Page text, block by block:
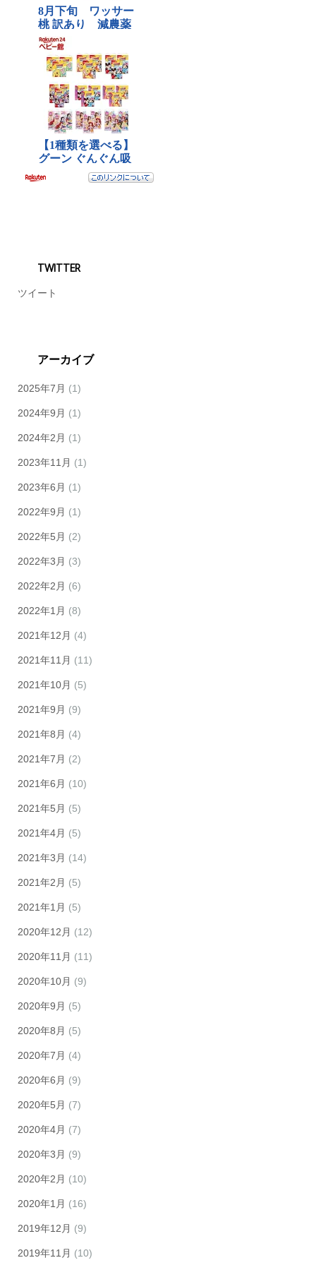
TWITTER
ツイート
アーカイブ
2025年7月 (1)
2024年9月 (1)
2024年2月 (1)
2023年11月 (1)
2023年6月 (1)
2022年9月 (1)
2022年5月 (2)
2022年3月 (3)
2022年2月 (6)
2022年1月 (8)
2021年12月 (4)
2021年11月 (11)
2021年10月 (5)
2021年9月 (9)
2021年8月 (4)
2021年7月 (2)
2021年6月 (10)
2021年5月 (5)
2021年4月 (5)
2021年3月 (14)
2021年2月 (5)
2021年1月 (5)
2020年12月 (12)
2020年11月 (11)
2020年10月 (9)
2020年9月 (5)
2020年8月 (5)
2020年7月 (4)
2020年6月 (9)
2020年5月 (7)
2020年4月 (7)
2020年3月 (9)
2020年2月 (10)
2020年1月 (16)
2019年12月 (9)
2019年11月 (10)